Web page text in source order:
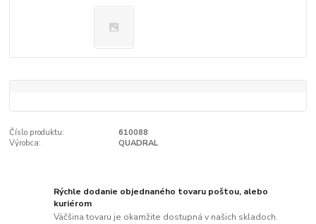
Číslo produktu:
610088
Výrobca:
QUADRAL
Rýchle dodanie objednaného tovaru poštou, alebo
kuriérom
Väčšina tovaru je okamžite dostupná v našich skladoch.